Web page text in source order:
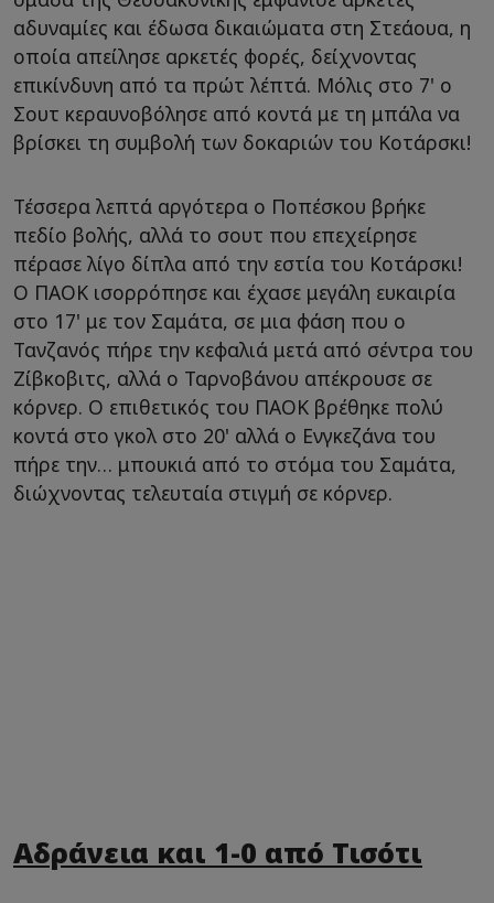
αδυναμίες και έδωσα δικαιώματα στη Στεάουα, η
οποία απείλησε αρκετές φορές, δείχνοντας
επικίνδυνη από τα πρώτ λέπτά. Μόλις στο 7' ο
Σουτ κεραυνοβόλησε από κοντά με τη μπάλα να
βρίσκει τη συμβολή των δοκαριών του Κοτάρσκι!
Τέσσερα λεπτά αργότερα ο Ποπέσκου βρήκε
πεδίο βολής, αλλά το σουτ που επεχείρησε
πέρασε λίγο δίπλα από την εστία του Κοτάρσκι!
Ο ΠΑΟΚ ισορρόπησε και έχασε μεγάλη ευκαιρία
στο 17' με τον Σαμάτα, σε μια φάση που ο
Τανζανός πήρε την κεφαλιά μετά από σέντρα του
Ζίβκοβιτς, αλλά ο Ταρνοβάνου απέκρουσε σε
κόρνερ. Ο επιθετικός του ΠΑΟΚ βρέθηκε πολύ
κοντά στο γκολ στο 20' αλλά ο Ενγκεζάνα του
πήρε την… μπουκιά από το στόμα του Σαμάτα,
διώχνοντας τελευταία στιγμή σε κόρνερ.
Αδράνεια και 1-0 από Τισότι